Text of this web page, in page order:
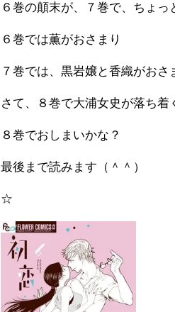
６巻の顛末が、７巻で、ちょっ
６巻では薫がおさまり
７巻では、黒岩嬢と香織がおさ
さて、８巻で大浦女史が落ち着
８巻でおしまいかな？
最後まで読みます（＾＾）
☆